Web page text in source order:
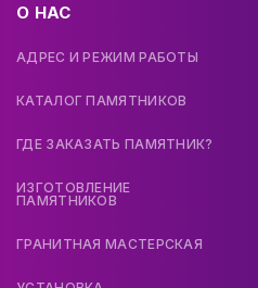
О НАС
АДРЕС И РЕЖИМ РАБОТЫ
КАТАЛОГ ПАМЯТНИКОВ
ГДЕ ЗАКАЗАТЬ ПАМЯТНИК?
ИЗГОТОВЛЕНИЕ
ПАМЯТНИКОВ
ГРАНИТНАЯ МАСТЕРСКАЯ